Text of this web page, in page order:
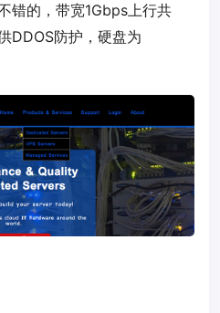
错的，带宽1Gbps上行共
DDOS防护，硬盘为